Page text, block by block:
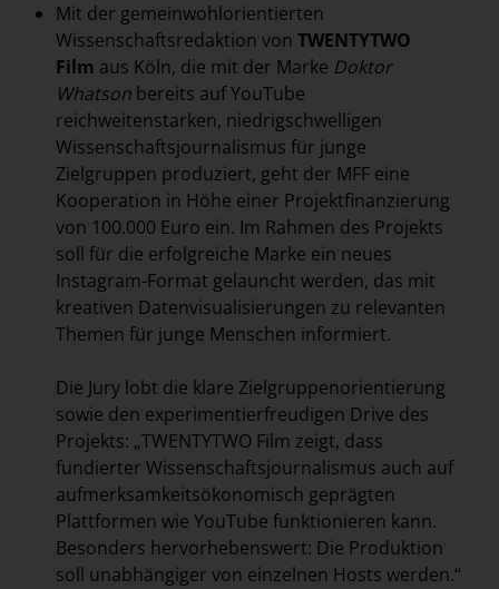
Mit der gemeinwohlorientierten
Wissenschaftsredaktion von TWENTYTWO
Film aus Köln, die mit der Marke Doktor
Whatson bereits auf YouTube
reichweitenstarken, niedrigschwelligen
Wissenschaftsjournalismus für junge
Zielgruppen produziert, geht der MFF eine
Kooperation in Höhe einer Projektfinanzierung
von 100.000 Euro ein. Im Rahmen des Projekts
soll für die erfolgreiche Marke ein neues
Instagram-Format gelauncht werden, das mit
kreativen Datenvisualisierungen zu relevanten
Themen für junge Menschen informiert.
Die Jury lobt die klare Zielgruppenorientierung
sowie den experimentierfreudigen Drive des
Projekts: „TWENTYTWO Film zeigt, dass
fundierter Wissenschaftsjournalismus auch auf
aufmerksamkeitsökonomisch geprägten
Plattformen wie YouTube funktionieren kann.
Besonders hervorhebenswert: Die Produktion
soll unabhängiger von einzelnen Hosts werden.“